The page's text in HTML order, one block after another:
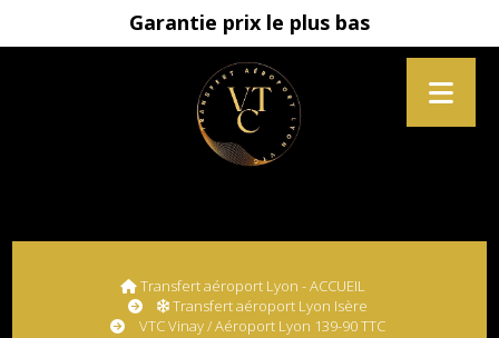
Garantie prix le plus bas
Transfert aéroport Lyon - ACCUEIL
Transfert aéroport Lyon Isère
VTC Vinay / Aéroport Lyon 139-90 TTC